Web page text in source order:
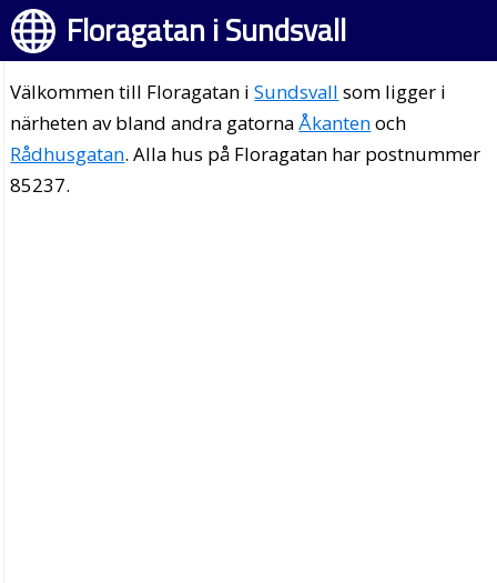
Floragatan i Sundsvall
Välkommen till Floragatan iSundsvall som ligger i
närheten av bland andra gatornaÅkantenoch
Rådhusgatan. Alla hus på Floragatan har postnummer
85237.